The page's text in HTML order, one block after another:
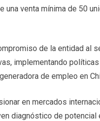
una venta mínima de 50
de la entidad al
implementando
de empleo en
en mercados
diagnóstico de potencial